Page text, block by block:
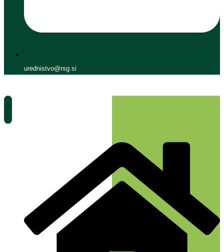
urednistvo@rsg.si